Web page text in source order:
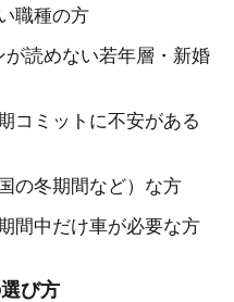
職種の方
読めない若年層・新婚
コミットに不安がある
の冬期間など）な方
間中だけ車が必要な方
び方